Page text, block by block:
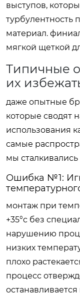
выступов,
турбулентность
материал.
мягкой щеткой
Типичные
их
даже опытные
которые сводят
использования
самые
мы сталкивались
Ошибка №1:
монтаж при
+35°c без
нарушению
низких
плохо
процесс